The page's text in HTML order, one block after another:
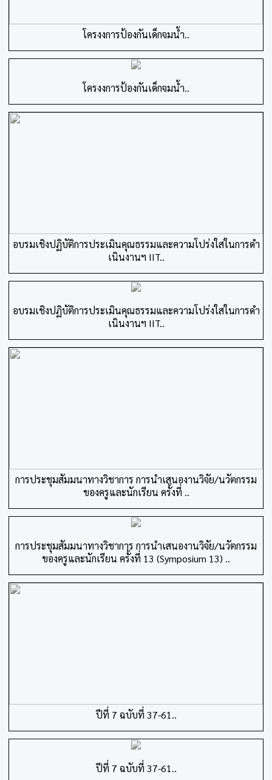
โครงงการป้องกันเด็กจมน้ำ..
โครงงการป้องกันเด็กจมน้ำ..
อบรมเชิงปฏิบัติการประเมินคุณธรรมและความโปร่งใสในการดำ
เนินงานฯ IIT..
อบรมเชิงปฏิบัติการประเมินคุณธรรมและความโปร่งใสในการดำ
เนินงานฯ IIT..
การประชุมสัมมนาทางวิชาการ การนำเสนองานวิจัย/นวัตกรรม
ของครูและนักเรียน ครั้งที่ ..
การประชุมสัมมนาทางวิชาการ การนำเสนองานวิจัย/นวัตกรรม
ของครูและนักเรียน ครั้งที่ 13 (Symposium 13) ..
ปีที่ 7 ฉบับที่ 37-61..
ปีที่ 7 ฉบับที่ 37-61..